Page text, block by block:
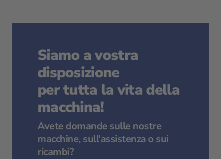
Siamo a vostra
disposizione
per tutta la vita della
macchina!
Avete domande sulle nostre
macchine, sull'assistenza o sui
ricambi?